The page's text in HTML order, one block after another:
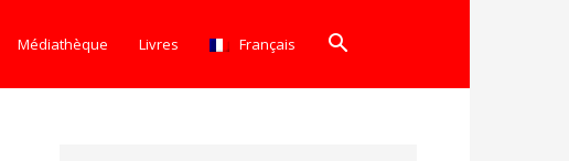
Médiathèque Livres Français